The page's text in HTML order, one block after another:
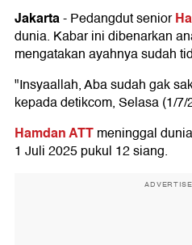
Jakarta-Pedangdut senior
dunia. Kabar ini dibenarkan
mengatakan ayahnya sudah
"Insyaallah, Aba sudah gak
kepada detikcom, Selasa (1/7/
Hamdan ATTmeninggal
1 Juli 2025 pukul 12 siang.